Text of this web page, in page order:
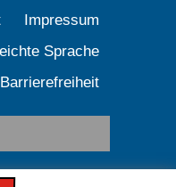
Impressum
Sprache
Barrierefreiheit